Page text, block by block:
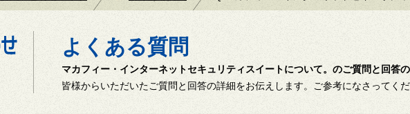
よくある質問
マカフィー・インターネットセキュリティスイートについて。のご質問と回答の
皆様からいただいたご質問と回答の詳細をお伝えします。ご参考になさってくだ